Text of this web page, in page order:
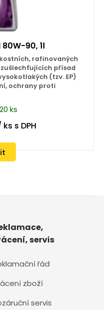
90, 1l
rafinovaných
přísad
(tzv. EP)
ochrany proti
ks
s DPH
servis
řád
zboží
servis